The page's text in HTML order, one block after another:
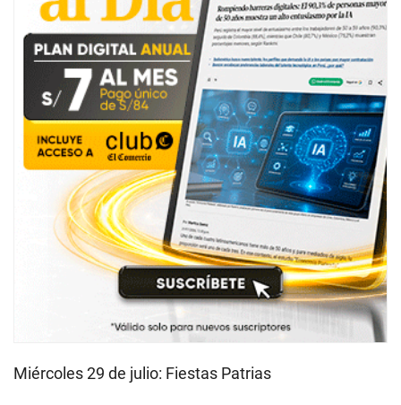
Miércoles 29 de julio: Fiestas Patrias